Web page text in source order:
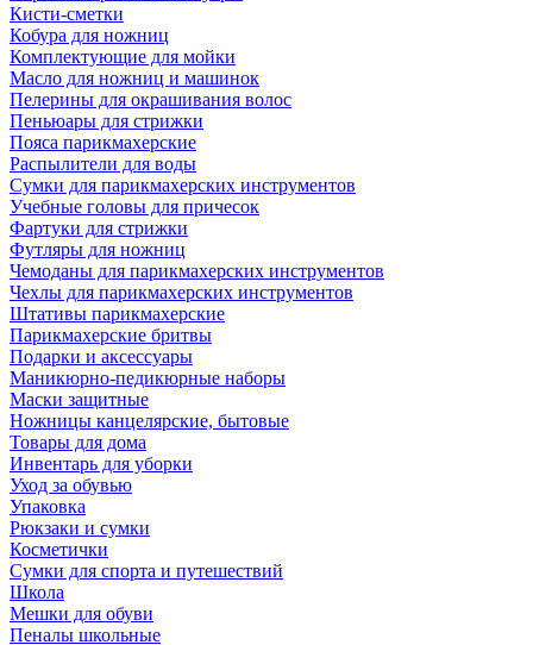
Кисти-сметки
Кобура для ножниц
Комплектующие для мойки
Масло для ножниц и машинок
Пелерины для окрашивания волос
Пеньюары для стрижки
Пояса парикмахерские
Распылители для воды
Сумки для парикмахерских инструментов
Учебные головы для причесок
Фартуки для стрижки
Футляры для ножниц
Чемоданы для парикмахерских инструментов
Чехлы для парикмахерских инструментов
Штативы парикмахерские
Парикмахерские бритвы
Подарки и аксессуары
Маникюрно-педикюрные наборы
Маски защитные
Ножницы канцелярские, бытовые
Товары для дома
Инвентарь для уборки
Уход за обувью
Упаковка
Рюкзаки и сумки
Косметички
Сумки для спорта и путешествий
Школа
Мешки для обуви
Пеналы школьные